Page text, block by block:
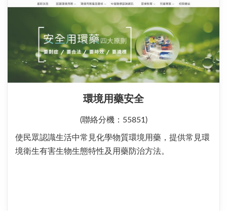
環境用藥安全
(聯絡分機：55851)
使民眾認識生活中常見化學物質環境用藥，提供常見環
境衛生有害生物生態特性及用藥防治方法。